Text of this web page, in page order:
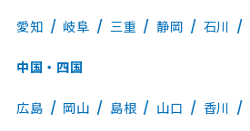
愛知 岐阜 三重 静岡 石川
中国・四国
広島 岡山 島根 山口 香川